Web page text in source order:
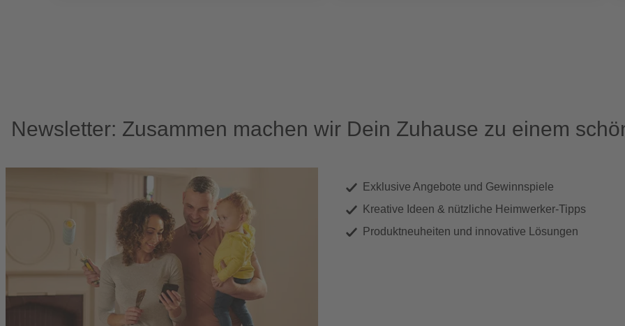
Newsletter: Zusammen machen wir Dein Zuhause zu einem
Exklusive Angebote und Gewinnspiele
Kreative Ideen & nützliche Heimwerker-Tipps
Produktneuheiten und innovative Lösungen